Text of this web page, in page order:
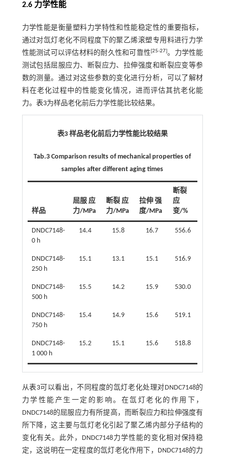
2.6 力学性能
力学性能是衡量塑料力学特性和性能稳定性的重要指标，
通过对氙灯老化不同程度下的聚乙烯滚塑专用料进行力学
性能测试可以评估材料的耐久性和可靠性[25-27]。力学性能
测试包括屈服应力、断裂应力、拉伸强度和断裂应变等参
数的测量。通过对这些参数的变化进行分析，可以了解材
料在老化过程中的性能变化情况，进而评估其抗老化能
力。 表3为样品老化前后力学性能比较结果。
表3 样品老化前后力学性能比较结果
Tab.3 Comparison results of mechanical properties of
samples after different aging times
样品
屈服 应
力/MPa
断裂 应
力/MPa
拉伸 强
度/MPa
断裂
应
变/%
DNDC7148-
0 h
14.4 15.8 16.7 556.6
DNDC7148-
250 h
15.1 13.1 15.1 516.9
DNDC7148-
500 h
15.5 14.2 15.9 530.0
DNDC7148-
750 h
15.4 14.9 15.6 519.1
DNDC7148-
1 000 h
15.2 15.1 15.6 518.8
从表3可以看出，不同程度的氙灯老化处理对DNDC7148的
力学性能产生一定的影响。在氙灯老化的作用下，
DNDC7148的屈服应力有所提高，而断裂应力和拉伸强度有
所下降，这主要与氙灯老化引起了聚乙烯内部分子结构的
变化有关。此外，DNDC7148力学性能的变化相对保持稳
定，这说明在一定程度的氙灯老化作用下，DNDC7148的力